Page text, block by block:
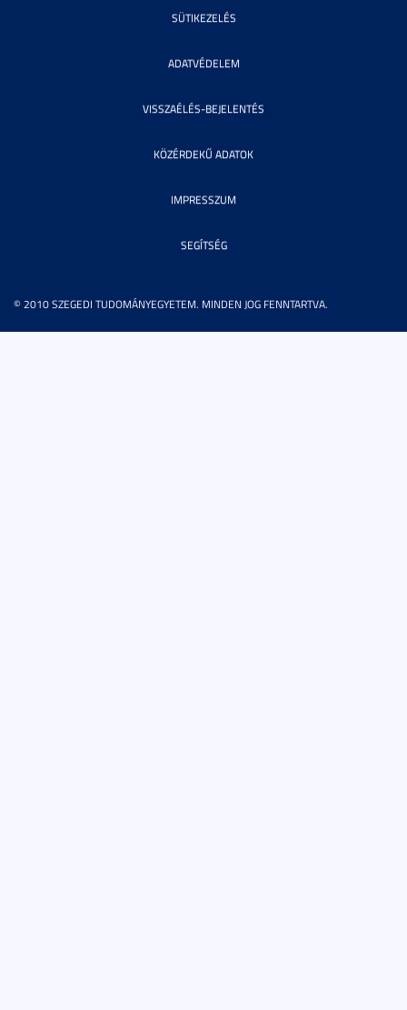
© 2010 SZEGEDI TUDOMÁNYEGYETEM. MINDEN JOG FENNTARTVA.
SÜTIKEZELÉS
ADATVÉDELEM
VISSZAÉLÉS-BEJELENTÉS
KÖZÉRDEKŰ ADATOK
IMPRESSZUM
SEGÍTSÉG